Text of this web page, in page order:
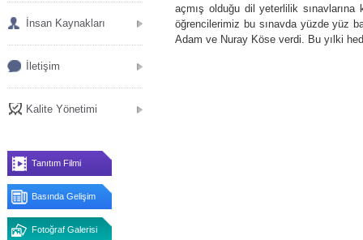
İnsan Kaynakları
İletişim
Kalite Yönetimi
Tanıtım Filmi
Basında Gelişim
Fotoğraf Galerisi
açmış olduğu dil yeterlilik
öğrencilerimiz bu sınavda yüzde yüz
Adam ve Nuray Köse verdi. Bu yılki